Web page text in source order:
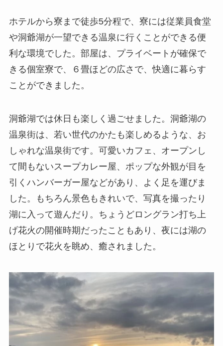
ホテルから寮まで徒歩5分程で、寮には従業員食堂
や洞爺湖が一望できる温泉に行くことができる便
利な環境でした。部屋は、プライベートが確保で
きる個室寮で、６畳ほどの広さで、快適に暮らす
ことができました。
洞爺湖では休日も楽しく過ごせました。洞爺湖の
温泉街は、若い世代のかたも楽しめるような、お
しゃれな温泉街です。可愛いカフェ、オープンし
て間もないスープカレー屋、ポップな外観が目を
引くハンバーガー屋などがあり、よく足を運びま
した。もちろん景色もきれいで、写真を撮ったり
湖に入って遊んだり。ちょうどロングラン打ち上
げ花火の開催時期だったこともあり、夜には湖の
ほとりで花火を眺め、癒されました。